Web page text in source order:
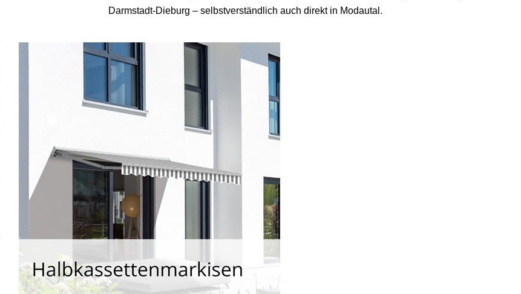
Darmstadt-Dieburg – selbstverständlich auch direkt in Modautal.